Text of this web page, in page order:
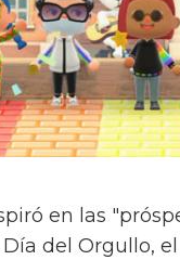
en las
del Orgullo,